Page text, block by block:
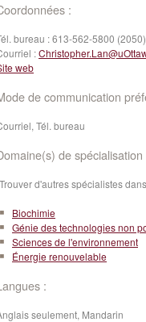
:
bureau :613-562-5800 (2050)
:
web
de communication
Tél. bureau
de spécialisation
d'autres spécialistes
Biochimie
Génie des technologies non
Sciences de l'environnement
Énergie renouvelable
:
seulement, Mandarin